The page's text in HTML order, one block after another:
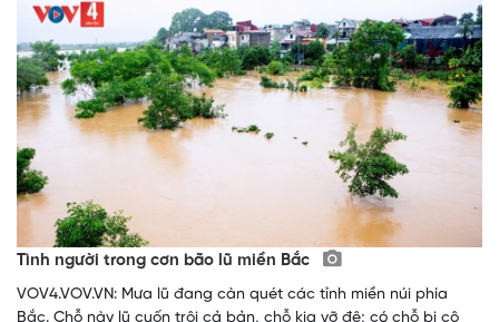
Tình người trong cơn bão lũ miền Bắc
VOV4.VOV.VN: Mưa lũ đang càn quét các tỉnh miền núi phía
Bắc. Chỗ này lũ cuốn trôi cả bản, chỗ kia vỡ đê; có chỗ bị cô